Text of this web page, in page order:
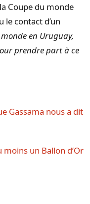
Coupe du monde
le contact d’un
en Uruguay,
prendre part à ce
Gassama nous a dit
un Ballon d’Or